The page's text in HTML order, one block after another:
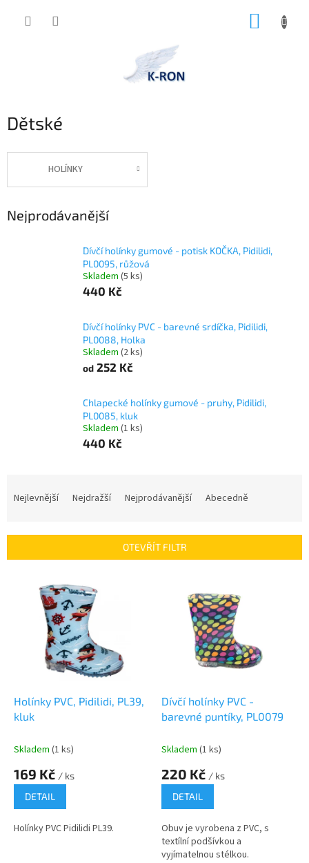
Dětské
HOLÍNKY
Nejprodávanější
Dívčí holínky gumové - potisk KOČKA, Pidilidi,
PL0095, růžová
Skladem (5 ks)
440 Kč
Dívčí holínky PVC - barevné srdíčka, Pidilidi,
PL0088, Holka
Skladem (2 ks)
od 252 Kč
Chlapecké holínky gumové - pruhy, Pidilidi,
PL0085, kluk
Skladem (1 ks)
440 Kč
í
Nejlevnější Nejdražší Nejprodávanější Abecedně
OTEVŘÍT FILTR
Holínky PVC, Pidilidi, PL39,
kluk
Skladem (1 ks)
169 Kč / ks
DETAIL
Holínky PVC Pidilidi PL39.
Dívčí holínky PVC -
barevné puntíky, PL0079
Skladem (1 ks)
220 Kč / ks
DETAIL
Obuv je vyrobena z PVC, s
textílní podšívkou a
vyjímatelnou stélkou.